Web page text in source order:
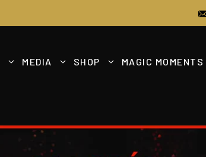
MEDIA SHOP MAGIC MOMENTS